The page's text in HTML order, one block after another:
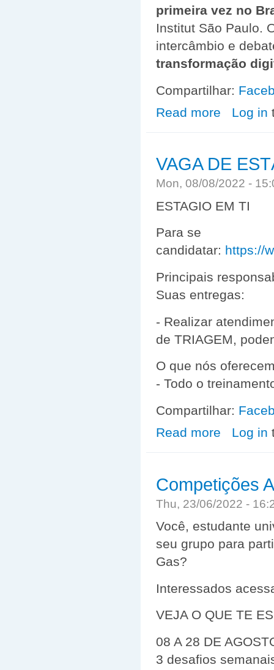
primeira vez no
Institut São Paulo.
intercâmbio e
transformação
Compartilhar:
Read more about
Log in
VAGA DE
Mon, 08/08/2022 -
ESTAGIO EM TI
Para se
candidatar: https://
Principais
Suas entregas:
- Realizar
de TRIAGEM,
O que nós
- Todo o
Compartilhar:
Read more about VAGA
Log in
Competições
Thu, 23/06/2022 -
Você, estudante
seu grupo para
Gas?
Interessados
VEJA O QUE TE
08 A 28 DE
3 desafios